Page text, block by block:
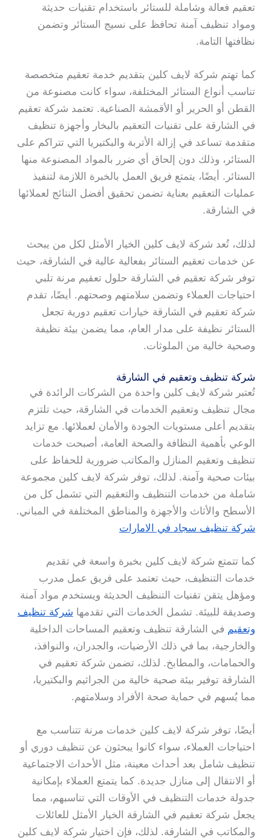
تعقيم فعالة وشاملة للستائر باستخدام تقنيات حديثة
ومواد تنظيف آمنة تحافظ على نسيج الستائر وتضمن
نظافتها التامة.
كما تهتم شركة لايف كلين بتقديم خدمة تعقيم متخصصة
تناسب أنواع الستائر المختلفة، سواء كانت مصنوعة من
القطن أو الحرير أو الأقمشة الصناعية. تعتمد شركة تعقيم
في الشارقة على تقنيات التعقيم بالبخار وأجهزة تنظيف
متقدمة تساعد في إزالة الأتربة والبكتيريا التي تتراكم على
الستائر، وذلك دون إلحاق أي ضرر بالمواد المصنوعة منها
الستائر. أيضًا، يتمتع فريق العمل بالخبرة اللازمة لتنفيذ
عمليات التعقيم بعناية تضمن تحقيق أفضل النتائج لعملائها
في الشارقة.
لذلك، تُعد شركة لايف كلين الخيار الأمثل لكل من يبحث
عن خدمات تعقيم الستائر بفعالية عالية في الشارقة، حيث
توفر شركة تعقيم في الشارقة حلول تعقيم مرنة تلبي
احتياجات العملاء وتضمن سلامتهم وصحتهم. أيضًا، تقدم
شركة تعقيم في الشارقة خيارات تعقيم دورية تجعل
الستائر نظيفة على مدار العام، مما يضمن بيئة نظيفة
وصحية خالية من الملوثات.
شركة تنظيف وتعقيم في الشارقة
تُعتبر شركة لايف كلين واحدة من الشركات الرائدة في
مجال تنظيف وتعقيم الخدمات في الشارقة، حيث تلتزم
بتقديم أعلى مستويات الجودة والأمان لعملائها. مع تزايد
الوعي بأهمية النظافة والصحة العامة، أصبحت خدمات
تنظيف وتعقيم المنازل والمكاتب ضرورية للحفاظ على
بيئات صحية وآمنة. لذلك، توفر شركة لايف كلين مجموعة
شاملة من خدمات التنظيف والتعقيم التي تشمل كل من
الأسطح والأثاث والأجهزة والمناطق المختلفة في المباني.
شركة تنظيف سجاد في الامارات
كما تتمتع شركة لايف كلين بخبرة واسعة في تقديم
خدمات التنظيف، حيث تعتمد على فريق عمل مدرب
ومؤهل يتقن تقنيات التنظيف الحديثة ويستخدم مواد آمنة
وصديقة للبيئة. تشمل الخدمات التي تقدمها شركة تنظيف
وتعقيم في الشارقة تنظيف وتعقيم المساحات الداخلية
والخارجية، بما في ذلك الأرضيات، والجدران، والنوافذ،
والحمامات، والمطابخ. لذلك، تضمن شركة تعقيم في
الشارقة توفير بيئة صحية خالية من الجراثيم والبكتيريا،
مما يُسهم في حماية صحة الأفراد وسلامتهم.
أيضًا، توفر شركة لايف كلين خدمات مرنة تتناسب مع
احتياجات العملاء، سواء كانوا يبحثون عن تنظيف دوري أو
تنظيف شامل بعد أحداث معينة، مثل الأحداث الاجتماعية
أو الانتقال إلى منازل جديدة. كما يتمتع العملاء بإمكانية
جدولة خدمات التنظيف في الأوقات التي تناسبهم، مما
يجعل شركة تعقيم في الشارقة الخيار الأمثل للعائلات
والمكاتب في الشارقة. لذلك، فإن اختيار شركة لايف كلين